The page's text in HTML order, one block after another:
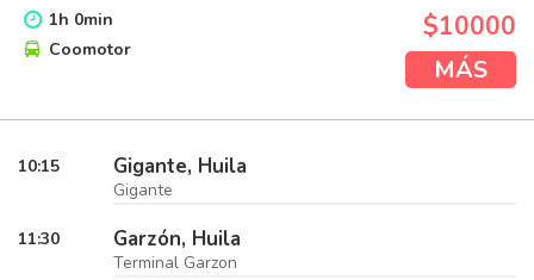
1h 0min
Coomotor
$10000
MÁS
10:15 Gigante, Huila
Gigante
11:30 Garzón, Huila
Terminal Garzon